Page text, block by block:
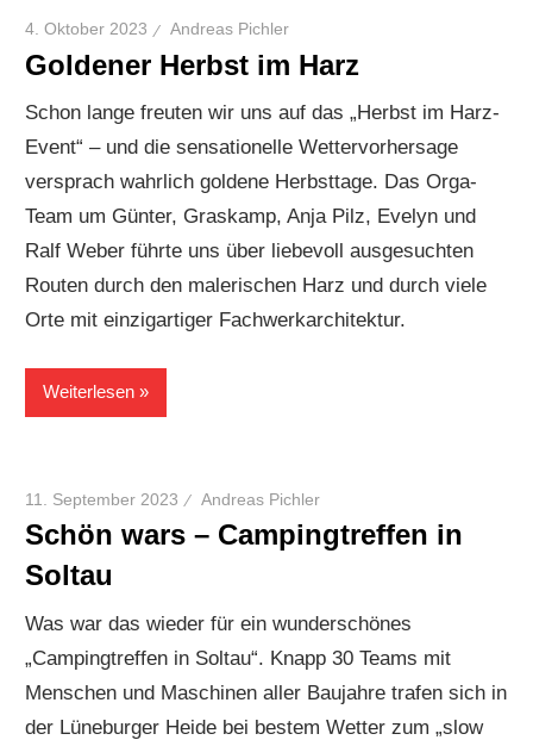
4. Oktober 2023 Andreas Pichler
Goldener Herbst im Harz
Schon lange freuten wir uns auf das „Herbst im Harz-
Event“ – und die sensationelle Wettervorhersage
versprach wahrlich goldene Herbsttage. Das Orga-
Team um Günter, Graskamp, Anja Pilz, Evelyn und
Ralf Weber führte uns über liebevoll ausgesuchten
Routen durch den malerischen Harz und durch viele
Orte mit einzigartiger Fachwerkarchitektur.
Weiterlesen
11. September 2023 Andreas Pichler
Schön wars – Campingtreffen in
Soltau
Was war das wieder für ein wunderschönes
„Campingtreffen in Soltau“. Knapp 30 Teams mit
Menschen und Maschinen aller Baujahre trafen sich in
der Lüneburger Heide bei bestem Wetter zum „slow